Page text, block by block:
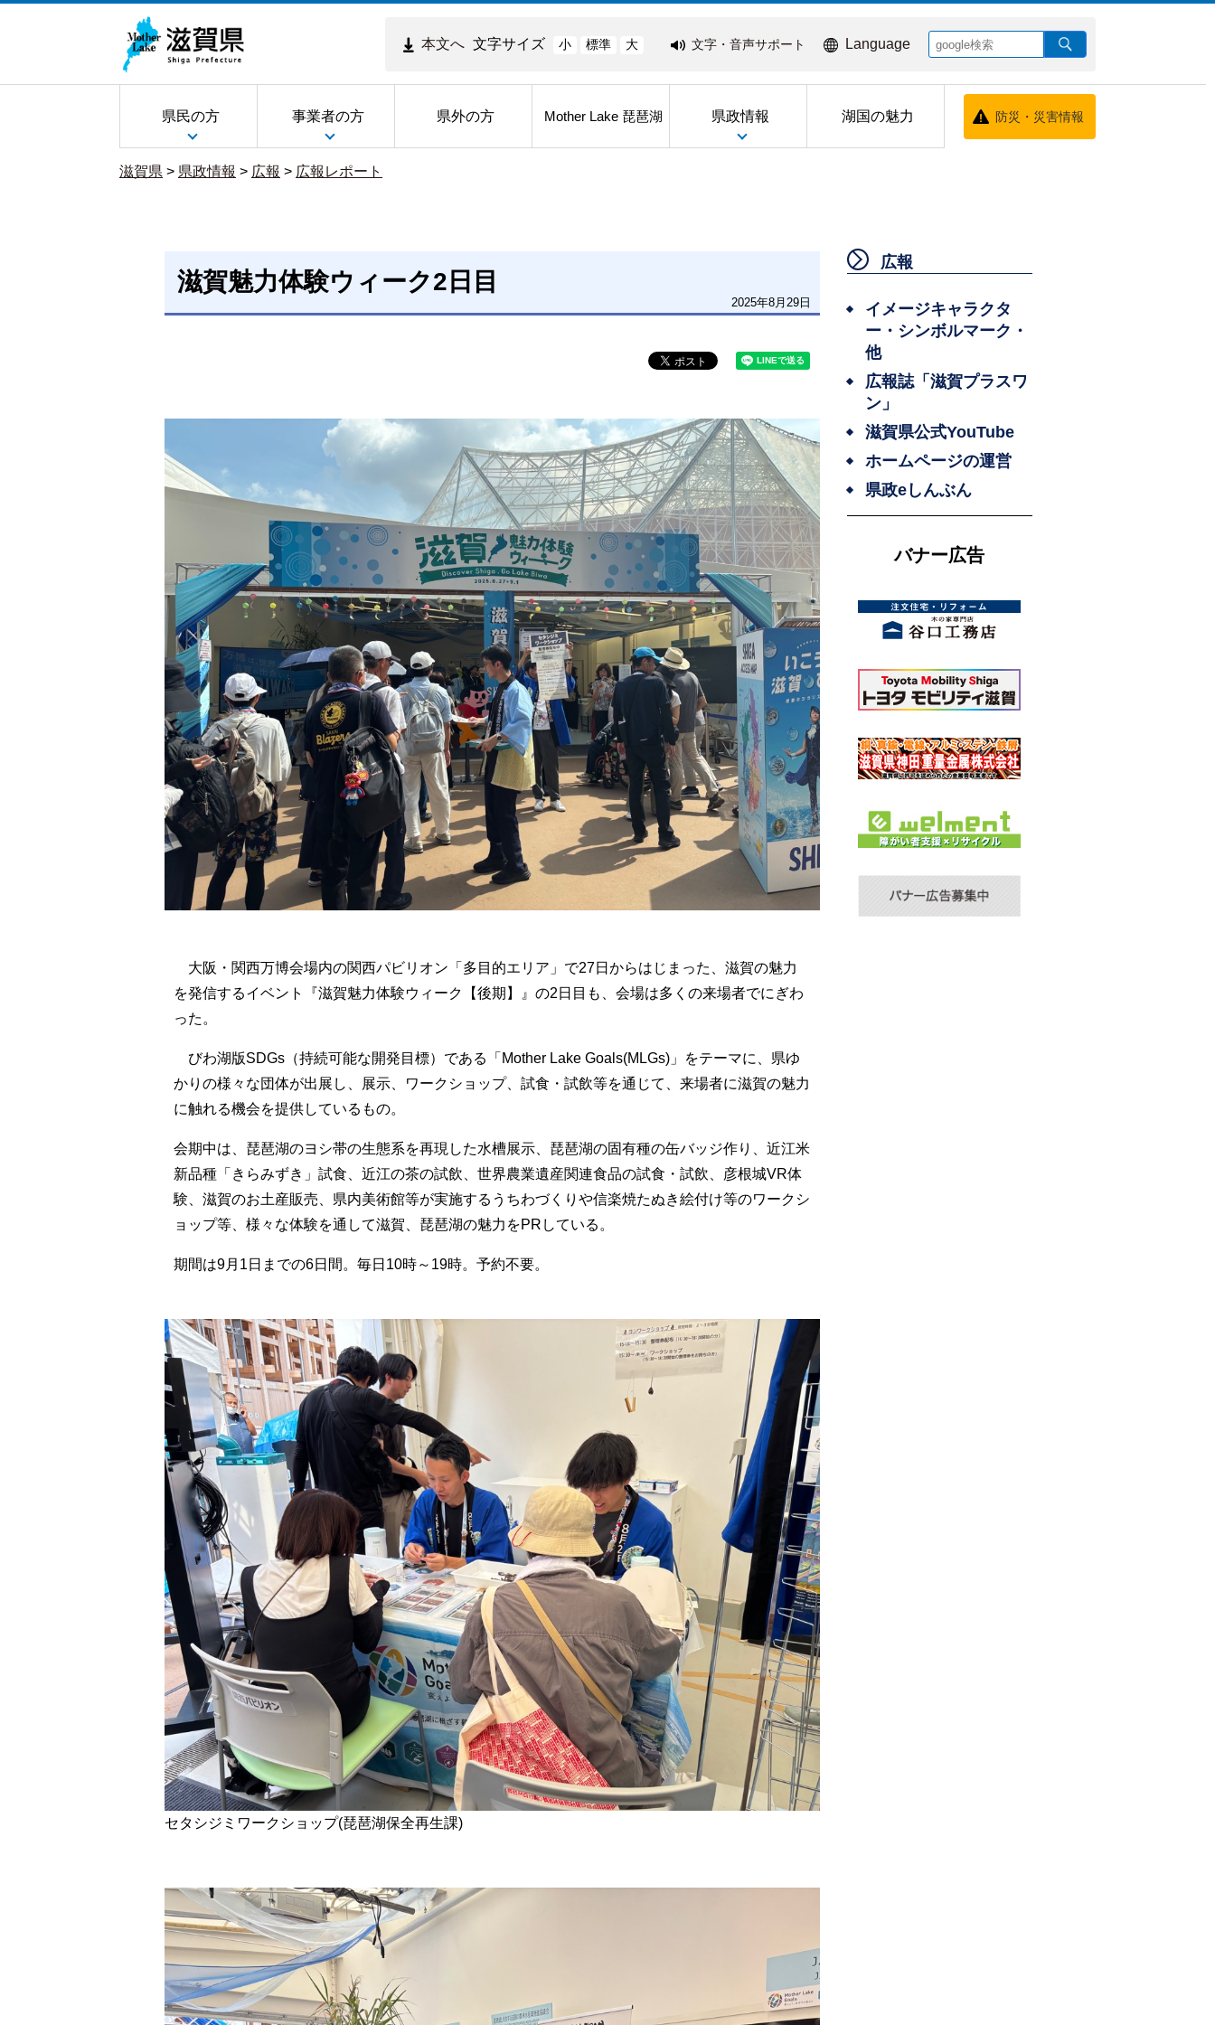
本文へ 文字サイズ 小 標準 大 文字・音声サポート Language
県民の方 事業者の方 県外の方 Mother Lake 琵琶湖 県政情報 湖国の魅力 防災・災害情報
滋賀県 > 県政情報 > 広報 > 広報レポート
滋賀魅力体験ウィーク2日目
2025年8月29日
大阪・関西万博会場内の関西パビリオン「多目的エリア」で27日からはじまった、滋賀の魅力
を発信するイベント『滋賀魅力体験ウィーク【後期】』の2日目も、会場は多くの来場者でにぎわ
った。
びわ湖版SDGs（持続可能な開発目標）である「Mother Lake Goals(MLGs)」をテーマに、県ゆ
かりの様々な団体が出展し、展示、ワークショップ、試食・試飲等を通じて、来場者に滋賀の魅力
に触れる機会を提供しているもの。
会期中は、琵琶湖のヨシ帯の生態系を再現した水槽展示、琵琶湖の固有種の缶バッジ作り、近江米
新品種「きらみずき」試食、近江の茶の試飲、世界農業遺産関連食品の試食・試飲、彦根城VR体
験、滋賀のお土産販売、県内美術館等が実施するうちわづくりや信楽焼たぬき絵付け等のワークシ
ョップ等、様々な体験を通して滋賀、琵琶湖の魅力をPRしている。
期間は9月1日までの6日間。毎日10時～19時。予約不要。
セタシジミワークショップ(琵琶湖保全再生課)
広報
イメージキャラクタ
ー・シンボルマーク・
他
広報誌「滋賀プラスワ
ン」
滋賀県公式YouTube
ホームページの運営
県政eしんぶん
バナー広告